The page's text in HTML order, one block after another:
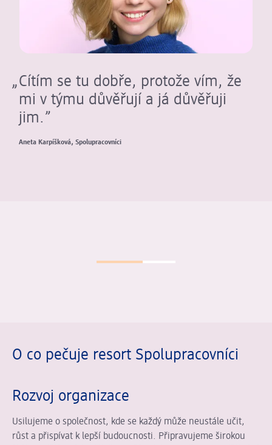
Cítím se tu dobře, protože vím, že
mi v týmu důvěřují a já důvěřuji
jim.
Aneta Karpíšková, Spolupracovníci
O co pečuje resort Spolupracovníci
Rozvoj organizace
Usilujeme o společnost, kde se každý může neustále učit,
růst a přispívat k lepší budoucnosti. Připravujeme širokou